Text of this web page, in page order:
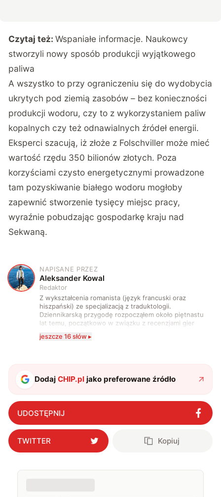
Czytaj też:Wspaniałe informacje. Naukowcy
stworzyli nowy sposób produkcji wyjątkowego
paliwa
A wszystko to przy ograniczeniu się do wydobycia
ukrytych pod ziemią zasobów – bez konieczności
produkcji wodoru, czy to z wykorzystaniem paliw
kopalnych czy też odnawialnych źródeł energii.
Eksperci szacują, iż złoże z Folschviller może mieć
wartość rzędu 350 bilionów złotych. Poza
korzyściami czysto energetycznymi prowadzone
tam pozyskiwanie białego wodoru mogłoby
zapewnić stworzenie tysięcy miejsc pracy,
wyraźnie pobudzając gospodarkę kraju nad
Sekwaną.
A
NAPISANE PRZEZ
Aleksander Kowal
Redaktor
Z wykształcenia romanista (język francuski oraz
hiszpański) ze specjalizacją z traduktologii.
Dziennikarską przygodę rozpocząłem około piętnastu
lat temu, początkowo w związku z recenzjami gier
komputerowych i filmów. Obecnie publikuję
zdecydowanie częściej na tematy związane z nauką
także uprawiać oraz oglądać sport.
jeszcze 16 słów ▸
DodajCHIP.pl jako preferowane źródło
UDOSTĘPNIJ
TWITTER Kopiuj